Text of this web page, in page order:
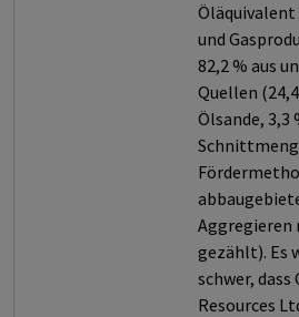
Öläquivalent
und
82,2 % aus
Quellen
Ölsande, 3,3
gezählt). Es
schwer,
Resources